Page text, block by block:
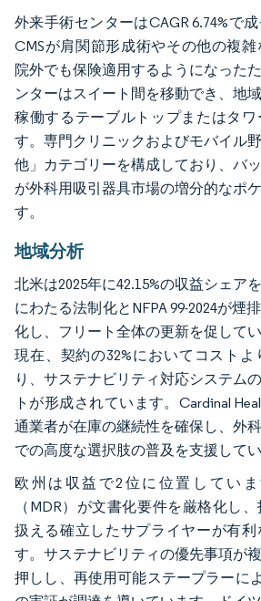
外来手術センターはCAGR 6.74%で
CMSが肩関節形成術やその他の複
院外でも保険適用するようになった
ンターはスイート間を移動でき、地
稼働するテーブルトップまたはタワ
す。専門クリニックおよびモバイル
他」カテゴリーを構成しており、バ
が外科用吸引器具市場の増分的なポ
す。
地域分析
北米は2025年に42.15%の収益シェア
にわたる法制化とNFPA 99-2024が煙
化し、フリート全体の更新を促して
現在、契約の32%においてコスト
り、サステナビリティ対応システム
トが形成されています。Cardinal
通業者が在庫の継続性を確保し、外
での高度な選択肢の普及を支援してい
欧州は収益で2位に位置してい
（MDR）が文書化要件を厳格化し
扱える確立したサプライヤーが有利
す。サステナビリティの優先事項が
押しし、再使用可能ステープラーに